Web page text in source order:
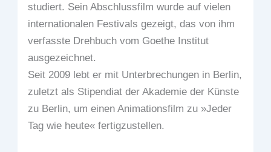
studiert. Sein Abschlussfilm wurde auf vielen
internationalen Festivals gezeigt, das von ihm
verfasste Drehbuch vom Goethe Institut
ausgezeichnet.
Seit 2009 lebt er mit Unterbrechungen in Berlin,
zuletzt als Stipendiat der Akademie der Künste
zu Berlin, um einen Animationsfilm zu »Jeder
Tag wie heute« fertigzustellen.